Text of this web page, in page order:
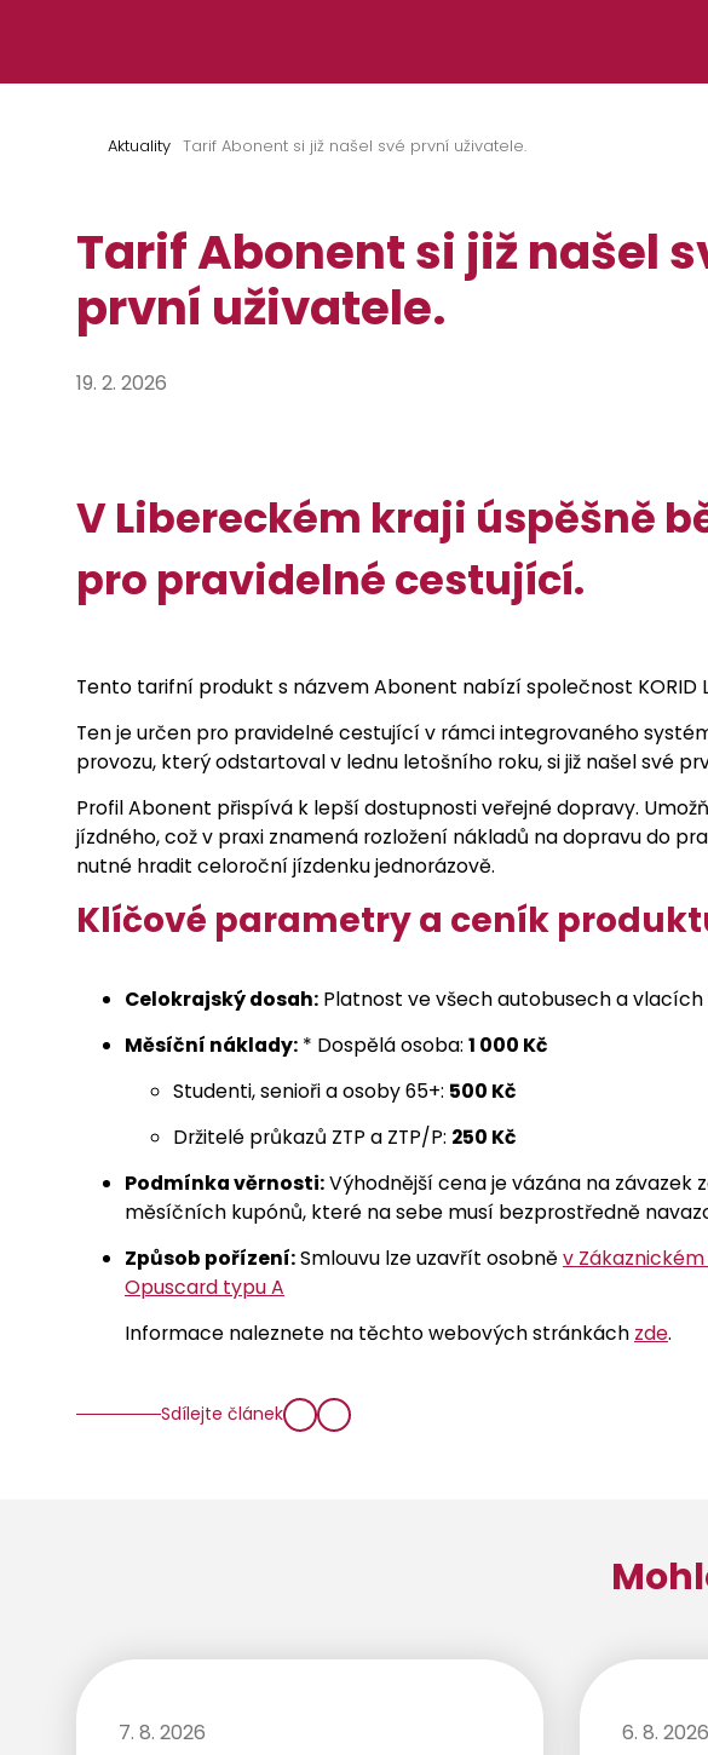
Aktuality Tarif Abonent si již našel své první uživatele.
Tarif Abonent si již našel
první uživatele.
19. 2. 2026
V Libereckém kraji úspěšně
pro pravidelné cestující.
Tento tarifní produkt s názvem Abonent nabízí společnost KORID
Ten je určen pro pravidelné cestující v rámci integrovaného
provozu, který odstartoval v lednu letošního roku, si již našel své
Profil Abonent přispívá k lepší dostupnosti veřejné dopravy.
jízdného, což v praxi znamená rozložení nákladů na dopravu do
nutné hradit celoroční jízdenku jednorázově.
Klíčové parametry a ceník
Celokrajský dosah: Platnost ve všech autobusech a vlacích
Měsíční náklady: * Dospělá osoba: 1 000 Kč
Studenti, senioři a osoby 65+: 500 Kč
Držitelé průkazů ZTP a ZTP/P: 250 Kč
Podmínka věrnosti:Výhodnější cena je vázána na závazek
měsíčních kupónů, které na sebe musí bezprostředně
Způsob pořízení:Smlouvu lze uzavřít osobně v
Opuscard typu A
Informace naleznete na těchto webových stránkách zde.
Sdílejte článek
7. 8. 2026 6. 8. 2026